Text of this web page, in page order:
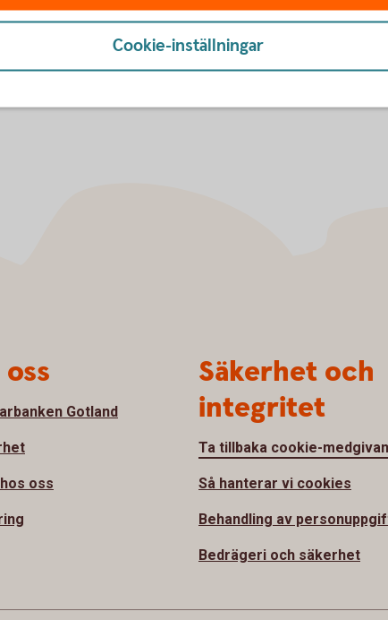
Cookie-inställningar
Gotland
oss
Säkerhet och
integritet
Ta tillbaka cookie-
Så hanterar vi cookies
Behandling av
Bedrägeri och säkerhet